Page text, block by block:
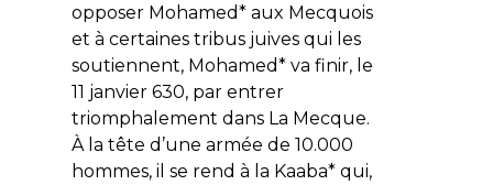
opposer Mohamed* aux Mecquois
et à certaines tribus juives qui les
soutiennent, Mohamed* va finir, le
11 janvier 630, par entrer
triomphalement dans La Mecque.
À la tête d’une armée de 10.000
hommes, il se rend à la Kaaba* qui,